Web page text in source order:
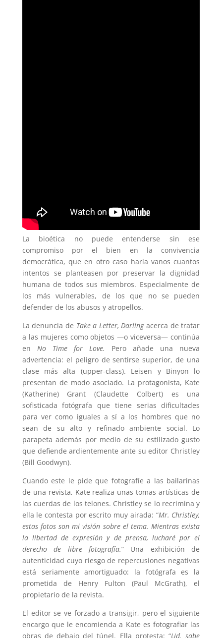
La bioética no puede entenderse sin ese
compromiso por el bien en la convivencia
democrática, que en otro caso haría vanos cuantos
intentos se planteasen por preservar la dignidad
humana de todos sus miembros. Especialmente de
los más vulnerables, de los que no se pueden
defender de los abusos y atropellos.
La denuncia de Take a Letter, Darling acerca de tratar
a las mujeres como objetos —o viceversa— continúa
en No Time for Love. Pero añade una nueva
advertencia: el peligro de sentirse superior, de una
clase más alta (upper-class). Leisen y Binyon lo
presentan de modo asociado. La protagonista, Kate
(Katherine) Grant (Claudette Colbert) es una
sofisticada fotógrafa que tiene serias dificultades
para ver como iguales a sí a los hombres que no
sean de su alto y refinado ambiente social. Lo
parapeta además por medio de su estilizado gusto
que defiende ardientemente ante su editor Christley
(Bill Goodwyn).
Cuando este le pide que fotografíe a las bailarinas
de una revista, Kate realiza unas tomas artísticas de
las cuerdas de los telones. Christley se lo recrimina y
ella le contesta por escrito muy airada: “Mr. Christley,
estas fotos son mi visión sobre el tema.Mientras exista
la libertad de expresión y de prensa, lucharé por el
derecho de libre fotografía.” Una exhibición de
autenticidad cuyo riesgo de repercusiones negativas
está seriamente amortiguado: la fotógrafa es la
prometida de Henry Fulton (Paul McGrath), el
propietario de la revista.
El editor se ve forzado a transigir, pero el siguiente
encargo que le encomienda a Kate es fotografiar las
obras de debajo del túnel. Ella protesta: “Ud. sabe